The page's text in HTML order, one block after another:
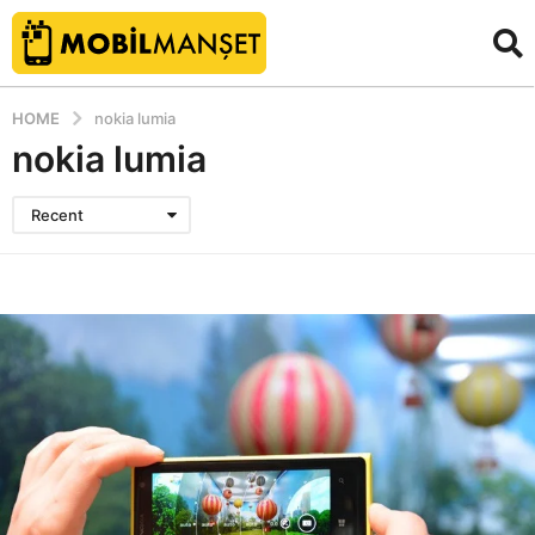
HOME nokia lumia
nokia lumia
Recent